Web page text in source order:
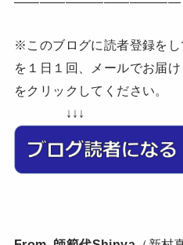
※このブログに読者登録を
を１日１回、メールでお届
をクリックしてください。
↓↓↓